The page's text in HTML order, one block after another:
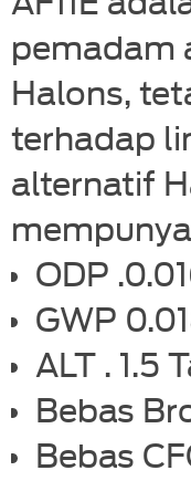
pemadam
Halons,
terhadap
alternatif
ODP
GWP
ALT . 1.5
Bebas
Bebas